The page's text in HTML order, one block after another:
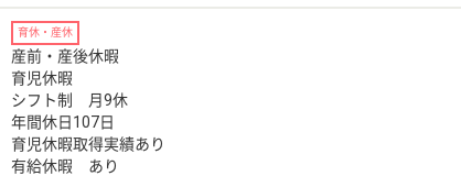
育休・産休
産前・産後休暇
育児休暇
シフト制 月9休
年間休日107日
育児休暇取得実績あり
有給休暇 あり